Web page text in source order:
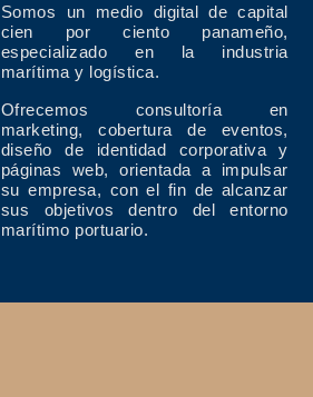
Somos un medio digital de capital
cien por ciento panameño,
especializado en la industria
marítima y logística.
Ofrecemos consultoría en
marketing, cobertura de eventos,
diseño de identidad corporativa y
páginas web, orientada a impulsar
su empresa, con el fin de alcanzar
sus objetivos dentro del entorno
marítimo portuario.